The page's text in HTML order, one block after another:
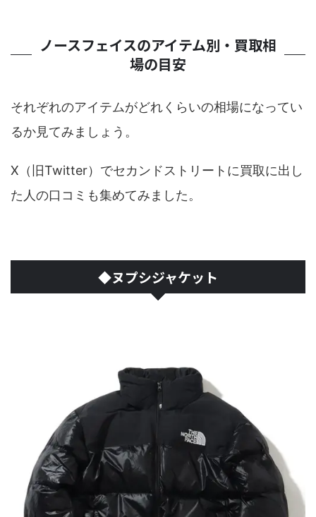
ノースフェイスのアイテム別・買取相
場の目安
それぞれのアイテムがどれくらいの相場になってい
るか見てみましょう。
X（旧Twitter）でセカンドストリートに買取に出し
た人の口コミも集めてみました。
◆ヌプシジャケット